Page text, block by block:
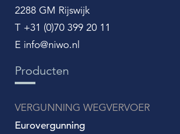
2288 GM Rijswijk
T +31 (0)70 399 20 11
E info@niwo.nl
Producten
VERGUNNING WEGVERVOER
Eurovergunning